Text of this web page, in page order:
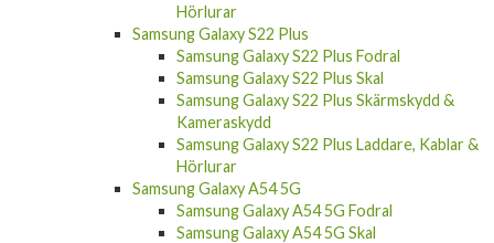
Samsung Galaxy S22 Plus
Samsung Galaxy S22 Plus Fodral
Samsung Galaxy S22 Plus Skal
Samsung Galaxy S22 Plus Skärmskydd &
Kameraskydd
Samsung Galaxy S22 Plus Laddare, Kablar &
Hörlurar
Samsung Galaxy A54 5G
Samsung Galaxy A54 5G Fodral
Samsung Galaxy A54 5G Skal
Samsung Galaxy A54 5G Laddare, Kablar &